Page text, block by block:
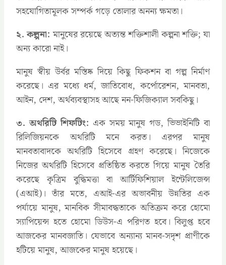
সহযোগিতামূলক সম্পর্ক গড়ে তোলার অনন্য ক্ষমতা।
২. কল্পনা: মানুষের রয়েছে অত্যন্ত শক্তিশালী কল্পনা শক্তি; যা
অন্য কারো নাই।
মানুষ স্বীয় উর্বর মস্তিষ্ক দিয়ে কিছু ফিকশন বা গল্প নির্মাণ
করেছে। এর মধ্যে ধর্ম, জাতিবোধ, কর্পোরেশন, মানবতা,
আইন, দেশ, অর্থব্যবস্থাসহ আছে নন-ফিজিক্যাল সবকিছু।
৩. অথরিটি শিফটিং: এক সময় মানুষ গড, ভিভাইনিটি বা
রিলিজিয়নকে অথরিটি মনে করত। এরপর মানুষ
মানবতাবাদকে অথরিটি হিসেবে গ্রহণ করেছে। নিজেকে
নিজের অথরিটি হিসেবে প্রতিষ্ঠিত করতে গিয়ে মানুষ তৈরি
করেছে কৃত্রিম বুদ্ধিমত্তা বা আর্টিফিশিয়াল ইন্টেলিজেন্স
(এআই)। তাঁর মতে, এআই-এর অভাবনীয় উন্নতির এক
পর্যায়ে মানুষ, মানবিক সীমাবদ্ধতাকে অতিক্রম করে হোমো
স্যাপিয়েন্স হতে হোমো ডিউস-এ পরিণত হবে। বিলুপ্ত হবে
আজকের মানবজাতি। যেভাবে অন্যান্য মানব-সদৃশ প্রাণীকে
হটিয়ে মানুষ, আজকের মানুষ হয়েছে।